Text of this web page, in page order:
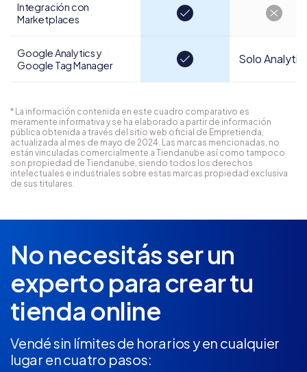
Integración con
Marketplaces
Google Analytics y
Google Tag Manager
Solo
* La información contenida en este cuadro comparativo es
meramente informativa y se ha elaborado a partir de información
pública obtenida a través del sitio web oficial de Empretienda,
actualizada al mes de mayo de 2024. Las marcas mencionadas, no
están vinculadas comercialmente a Tiendanube así como tampoco
son propiedad de Tiendanube, siendo todos los derechos
intelectuales e industriales sobre estas marcas propiedad exclusiva
de sus titulares.
No necesitás ser un
expertopara crear tu
tienda online
Vendé sin límites de horarios y en cualquier
lugar en cuatro pasos: